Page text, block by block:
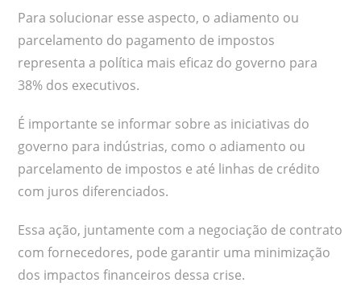
Para solucionar esse aspecto, o adiamento ou
parcelamento do pagamento de impostos
representa a política mais eficaz do governo para
38% dos executivos.
É importante se informar sobre as iniciativas do
governo para indústrias, como o adiamento ou
parcelamento de impostos e até linhas de crédito
com juros diferenciados.
Essa ação, juntamente com a negociação de contrato
com fornecedores, pode garantir uma minimização
dos impactos financeiros dessa crise.